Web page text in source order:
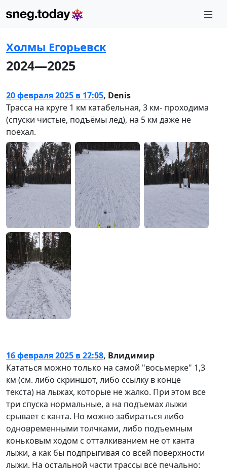
Холмы Егорьевск
2024—2025
20 февраля 2025 в 17:05, Denis
Трасса на круге 1 км катабельная, 3 км- проходима
(спуски чистые, подъёмы лед), на 5 км даже не
поехал.
16 февраля 2025 в 22:58, Влидимир
Кататься можно только на самой "восьмерке" 1,3
км (см. либо скриншот, либо ссылку в конце
текста) на лыжах, которые не жалко. При этом все
три спуска нормальные, а на подъемах лыжи
срывает с канта. Но можно забираться либо
одновременными толчками, либо подъемным
коньковым ходом с отталкиванием не от канта
лыжи, а как бы подпрыгивая со всей поверхности
лыжи. На остальной части трассы всё печально: